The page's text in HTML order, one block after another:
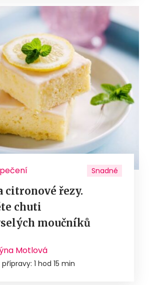
Snadné
citronové řezy.
chuti
moučníků
Motlová
1 hod 15 min